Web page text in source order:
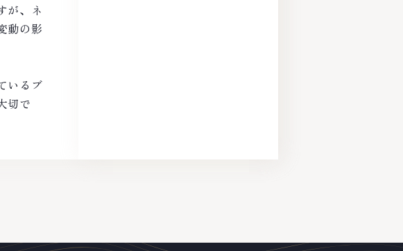
が、ネ
動の影
いるブ
切で